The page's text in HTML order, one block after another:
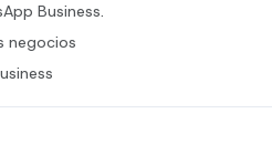
Business.
negocios